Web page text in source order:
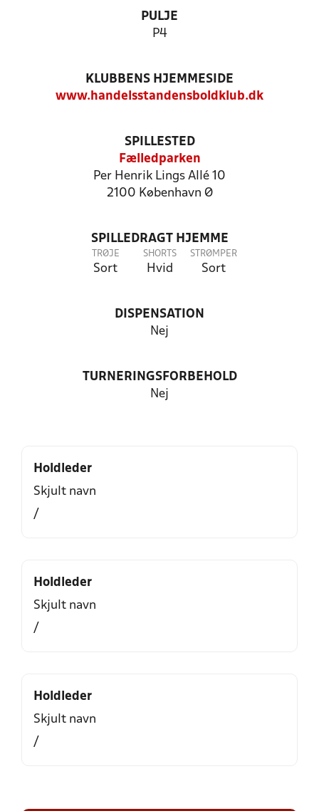
PULJE
P4
KLUBBENS HJEMMESIDE
www.handelsstandensboldklub.dk
SPILLESTED
Fælledparken
Per Henrik Lings Allé 10
2100 København Ø
SPILLEDRAGT HJEMME
TRØJE
Sort
SHORTS
Hvid
STRØMPER
Sort
DISPENSATION
Nej
TURNERINGSFORBEHOLD
Nej
Holdleder
Skjult navn
/
Holdleder
Skjult navn
/
Holdleder
Skjult navn
/